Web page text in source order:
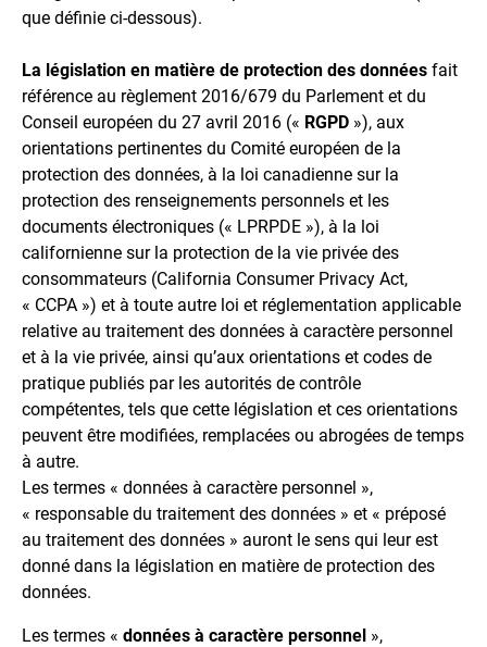
que définie ci-dessous).
La législation en matière de protection des données fait
référence au règlement 2016/679 du Parlement et du
Conseil européen du 27 avril 2016 (« RGPD »), aux
orientations pertinentes du Comité européen de la
protection des données, à la loi canadienne sur la
protection des renseignements personnels et les
documents électroniques (« LPRPDE »), à la loi
californienne sur la protection de la vie privée des
consommateurs (California Consumer Privacy Act,
« CCPA ») et à toute autre loi et réglementation applicable
relative au traitement des données à caractère personnel
et à la vie privée, ainsi qu’aux orientations et codes de
pratique publiés par les autorités de contrôle
compétentes, tels que cette législation et ces orientations
peuvent être modifiées, remplacées ou abrogées de temps
à autre.
Les termes « données à caractère personnel »,
« responsable du traitement des données » et « préposé
au traitement des données » auront le sens qui leur est
donné dans la législation en matière de protection des
données.
Les termes « données à caractère personnel »,